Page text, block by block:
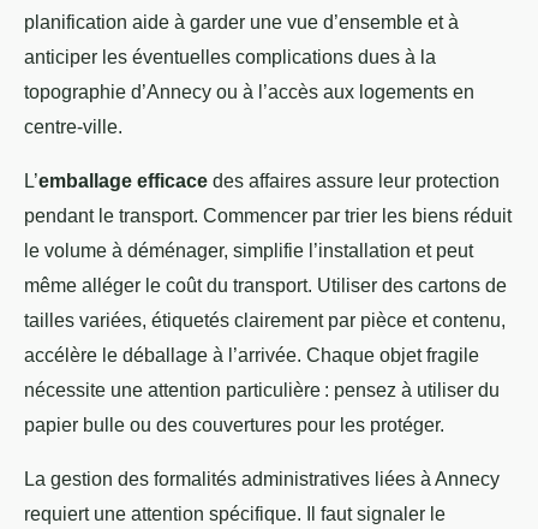
planification aide à garder une vue d’ensemble et à
anticiper les éventuelles complications dues à la
topographie d’Annecy ou à l’accès aux logements en
centre-ville.
L’emballage efficace des affaires assure leur protection
pendant le transport. Commencer par trier les biens réduit
le volume à déménager, simplifie l’installation et peut
même alléger le coût du transport. Utiliser des cartons de
tailles variées, étiquetés clairement par pièce et contenu,
accélère le déballage à l’arrivée. Chaque objet fragile
nécessite une attention particulière : pensez à utiliser du
papier bulle ou des couvertures pour les protéger.
La gestion des formalités administratives liées à Annecy
requiert une attention spécifique. Il faut signaler le